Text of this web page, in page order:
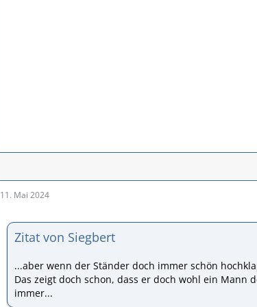
11. Mai 2024
Zitat von Siegbert
...aber wenn der Ständer doch immer schön
Das zeigt doch schon, dass er doch wohl ein
immer...